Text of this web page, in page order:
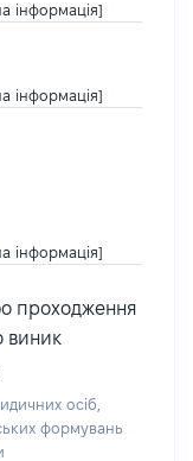
інформація]
інформація]
інформація]
проходження
виник
осіб,
формувань